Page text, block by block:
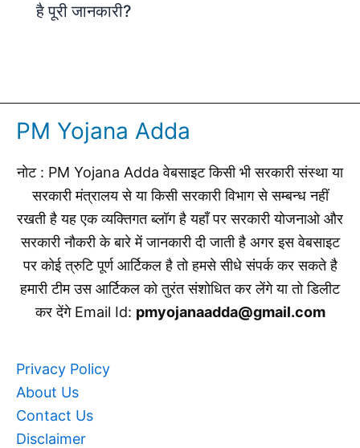
है पूरी जानकारी?
PM Yojana Adda
नोट : PM Yojana Adda वेबसाइट किसी भी सरकारी संस्था या
सरकारी मंत्रालय से या किसी सरकारी विभाग से सम्बन्ध नहीं
रखती है यह एक व्यक्तिगत ब्लॉग है यहाँ पर सरकारी योजनाओ और
सरकारी नौकरी के बारे में जानकारी दी जाती है अगर इस वेबसाइट
पर कोई त्रुटि पूर्ण आर्टिकल है तो हमसे सीधे संपर्क कर सकते है
हमारी टीम उस आर्टिकल को तुरंत संशोधित कर लेंगे या तो डिलीट
कर देंगे Email Id: pmyojanaadda@gmail.com
Privacy Policy
About Us
Contact Us
Disclaimer